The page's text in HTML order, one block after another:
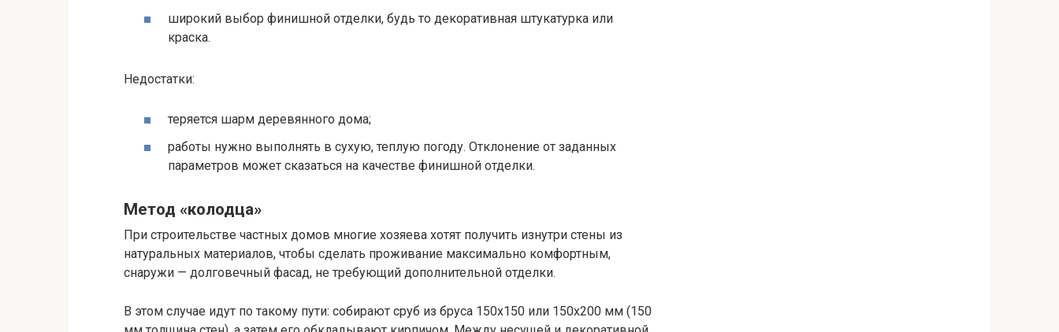
широкий выбор финишной отделки, будь то декоративная штукатурка или
краска.
Недостатки:
теряется шарм деревянного дома;
работы нужно выполнять в сухую, теплую погоду. Отклонение от заданных
параметров может сказаться на качестве финишной отделки.
Метод «колодца»
При строительстве частных домов многие хозяева хотят получить изнутри стены из
натуральных материалов, чтобы сделать проживание максимально комфортным,
снаружи — долговечный фасад, не требующий дополнительной отделки.
В этом случае идут по такому пути: собирают сруб из бруса 150х150 или 150х200 мм (150